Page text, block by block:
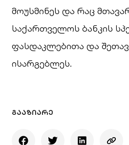
მოუსმინეს და რაც
საქართველოს ბანკის
ფასდაკლებითა და
ისარგებლეს.
ᲒᲐᲐᲖᲘᲐᲠᲔ